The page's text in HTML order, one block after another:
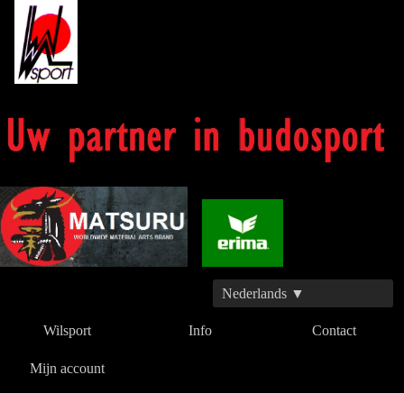
Nederlands ▼
Wilsport Info Contact
Mijn account